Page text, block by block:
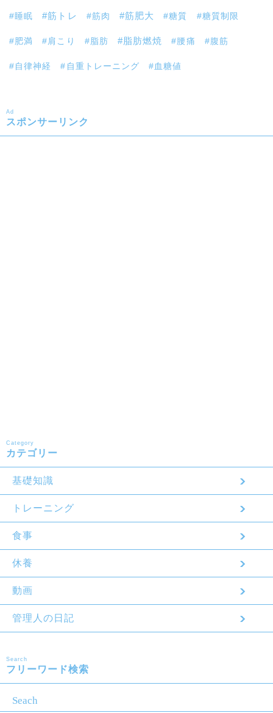
睡眠 筋トレ 筋肉 筋肥大 糖質 糖質制限
肥満 肩こり 脂肪 脂肪燃焼 腰痛 腹筋
自律神経 自重トレーニング 血糖値
Ad
スポンサーリンク
Category
カテゴリー
基礎知識
トレーニング
食事
休養
動画
管理人の日記
Search
フリーワード検索